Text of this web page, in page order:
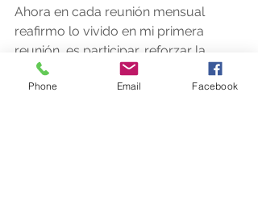
Ahora en cada reunión mensual
reafirmo lo vivido en mi primera
reunión, es participar, reforzar la
decisión de lactancia que tomé y
también de seguir aprendiendo.
Phone Email Facebook